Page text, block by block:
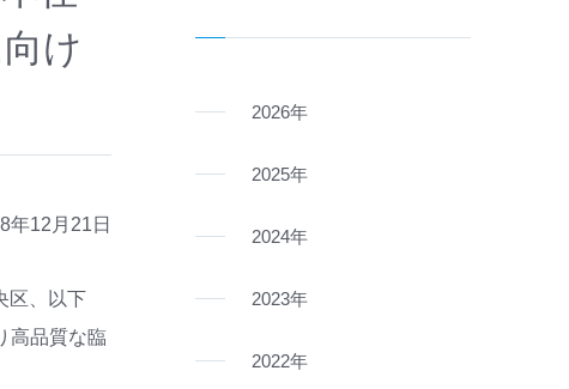
け
年12月21日
区、以下
高品質な臨
2026年
2025年
2024年
2023年
2022年